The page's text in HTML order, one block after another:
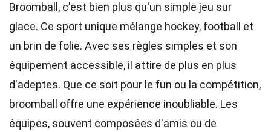
Broomball, c'est bien plus qu'un simple jeu sur
glace. Ce sport unique mélange hockey, football et
un brin de folie. Avec ses règles simples et son
équipement accessible, il attire de plus en plus
d'adeptes. Que ce soit pour le fun ou la compétition,
broomball offre une expérience inoubliable. Les
équipes, souvent composées d'amis ou de